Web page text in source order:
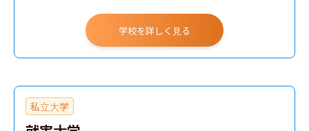
学校を詳しく見る
私立大学